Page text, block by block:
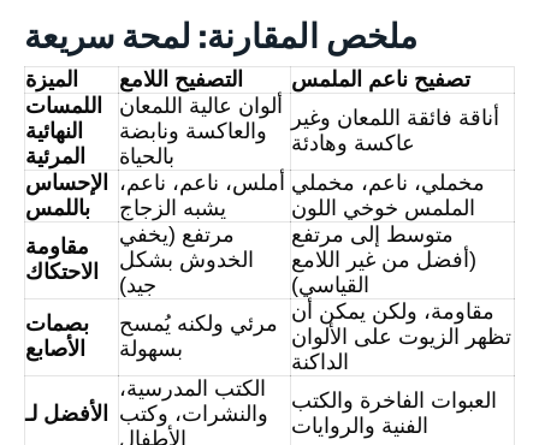
ملخص المقارنة: لمحة سريعة
الميزة التصفيح اللامع
تصفيح ناعم الملمس
اللمسات
النهائية
المرئية
ألوان عالية اللمعان
والعاكسة ونابضة
بالحياة
أناقة فائقة اللمعان وغير
عاكسة وهادئة
الإحساس
باللمس
أملس، ناعم، ناعم،
يشبه الزجاج
مخملي، ناعم، مخملي
الملمس خوخي اللون
مقاومة
الاحتكاك
مرتفع (يخفي
الخدوش بشكل
جيد)
متوسط إلى مرتفع
(أفضل من غير اللامع
القياسي)
بصمات
الأصابع
مرئي ولكنه يُمسح
بسهولة
مقاومة، ولكن يمكن أن
تظهر الزيوت على الألوان
الداكنة
الأفضل لـ
الكتب المدرسية،
والنشرات، وكتب
الأطفال
العبوات الفاخرة والكتب
الفنية والروايات